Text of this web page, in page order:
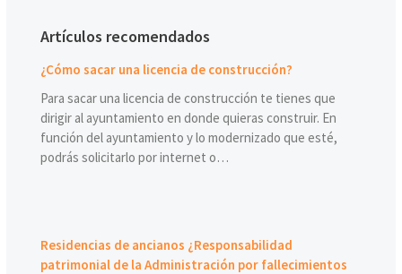
Artículos recomendados
¿Cómo sacar una licencia de construcción?
Para sacar una licencia de construcción te tienes que
dirigir al ayuntamiento en donde quieras construir. En
función del ayuntamiento y lo modernizado que esté,
podrás solicitarlo por internet o…
Residencias de ancianos ¿Responsabilidad
patrimonial de la Administración por fallecimientos